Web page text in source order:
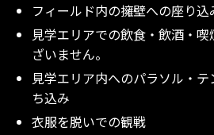
フィールド内の擁壁への座り込
見学エリアでの飲食・飲酒・
ざいません。
見学エリア内へのパラソル・
ち込み
衣服を脱いでの観戦